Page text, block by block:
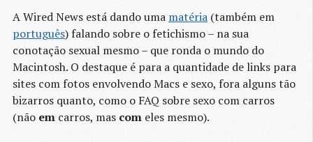
A Wired News está dando uma matéria (também em
português) falando sobre o fetichismo – na sua
conotação sexual mesmo – que ronda o mundo do
Macintosh. O destaque é para a quantidade de links para
sites com fotos envolvendo Macs e sexo, fora alguns tão
bizarros quanto, como o FAQ sobre sexo com carros
(não em carros, mas com eles mesmo).